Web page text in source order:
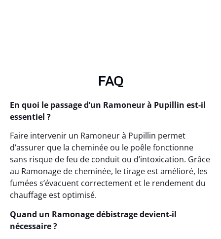
FAQ
En quoi le passage d’un Ramoneur à Pupillin est-il
essentiel ?
Faire intervenir un Ramoneur à Pupillin permet
d’assurer que la cheminée ou le poêle fonctionne
sans risque de feu de conduit ou d’intoxication. Grâce
au Ramonage de cheminée, le tirage est amélioré, les
fumées s’évacuent correctement et le rendement du
chauffage est optimisé.
Quand un Ramonage débistrage devient-il
nécessaire ?